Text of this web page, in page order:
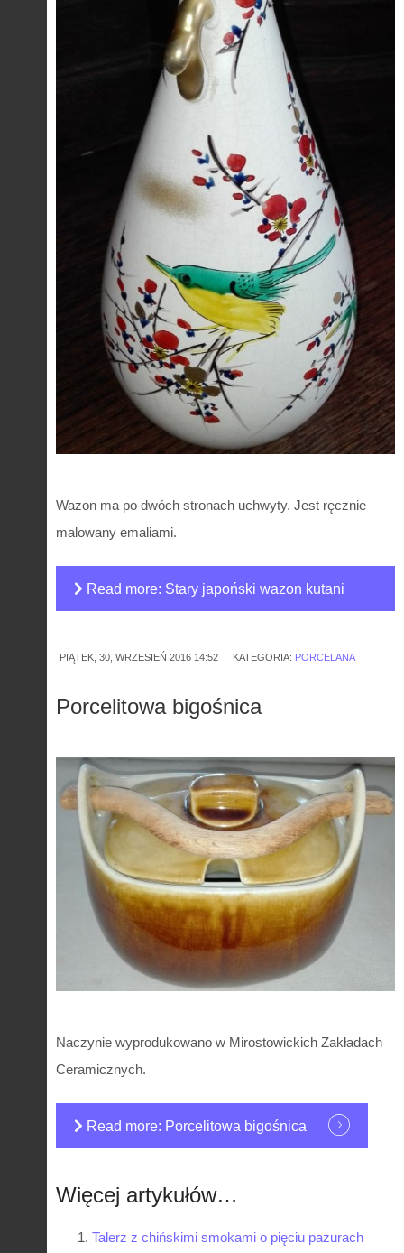
Wazon ma po dwóch stronach uchwyty. Jest ręcznie
malowany emaliami.
Read more: Stary japoński wazon kutani
PIĄTEK, 30, WRZESIEŃ 2016 14:52 KATEGORIA: PORCELANA
Porcelitowa bigośnica
Naczynie wyprodukowano w Mirostowickich Zakładach
Ceramicznych.
Read more: Porcelitowa bigośnica
Więcej artykułów…
Talerz z chińskimi smokami o pięciu pazurach